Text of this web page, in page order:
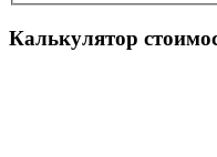
Калькулятор